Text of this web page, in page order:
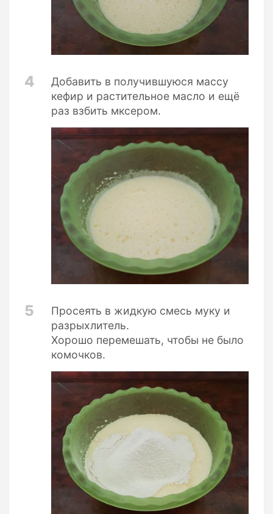
4
Добавить в получившуюся массу
кефир и растительное масло и ещё
раз взбить мксером.
5
Просеять в жидкую смесь муку и
разрыхлитель.
Хорошо перемешать, чтобы не было
комочков.